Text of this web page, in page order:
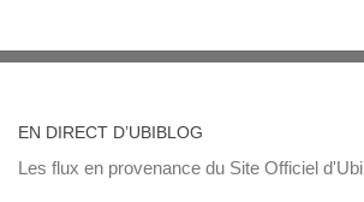
EN DIRECT D’UBIBLOG
Les flux en provenance du Site Officiel d'Ubi